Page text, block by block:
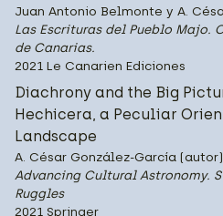
Juan Antonio Belmonte y A.
Las Escrituras del Pueblo Majo.
de Canarias.
2021 Le Canarien Ediciones
Diachrony and the Big
Hechicera, a Peculiar
Landscape
A. César González-García (autor)
Advancing Cultural Astronomy.
Ruggles
2021 Springer